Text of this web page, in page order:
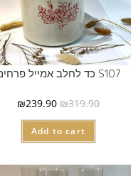
S107 כד לחלב אמייל פרחים
₪319.90
₪239.90
Add to cart